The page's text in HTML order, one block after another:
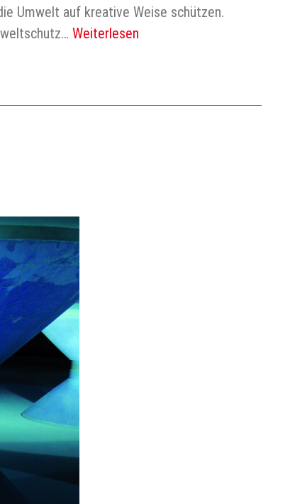
Umwelt auf kreative Weise schützen.
Weiterlesen